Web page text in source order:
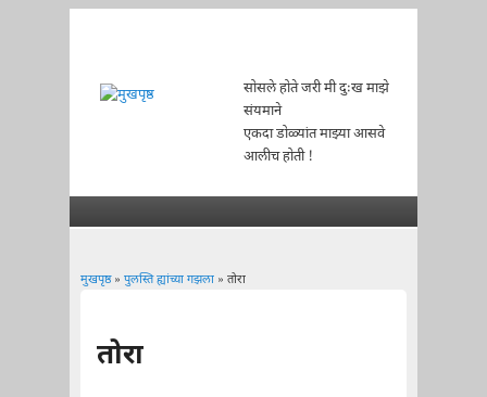
सोसले होते जरी मी दुःख माझे
संयमाने
एकदा डोळ्यांत माझ्या आसवे
आलीच होती !
मुखपृष्ठ» पुलस्ति ह्यांच्या गझला» तोरा
तोरा